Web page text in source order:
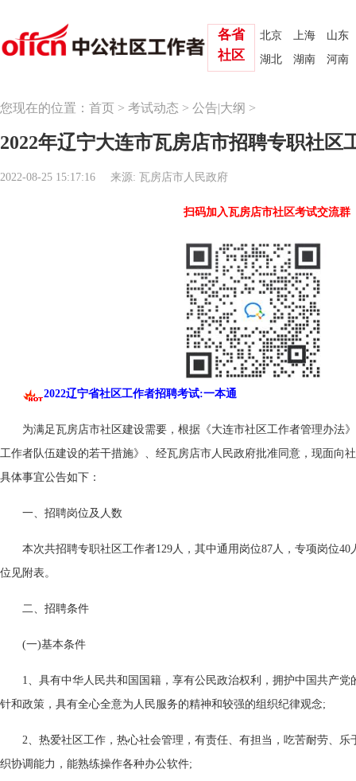
北京 上海
山东
湖北
湖南 河南
各省
社区
您现在的位置： 首页 > 考试动态 > 公告|大纲 >
2022年辽宁大连市瓦房店市招聘专职社区
2022-08-25 15:17:16 来源: 瓦房店市人民政府
扫码加入瓦房店市社区考试交流群
2022辽宁省社区工作者招聘考试:一本通
为满足瓦房店市社区建设需要，根据《大连市社区工作者管理办法
工作者队伍建设的若干措施》、经瓦房店市人民政府批准同意，现面向
具体事宜公告如下：
一、招聘岗位及人数
本次共招聘专职社区工作者129人，其中通用岗位87人，专项岗位
位见附表。
二、招聘条件
(一)基本条件
1、具有中华人民共和国国籍，享有公民政治权利，拥护中国共产
针和政策，具有全心全意为人民服务的精神和较强的组织纪律观念;
2、热爱社区工作，热心社会管理，有责任、有担当，吃苦耐劳、
织协调能力，能熟练操作各种办公软件;